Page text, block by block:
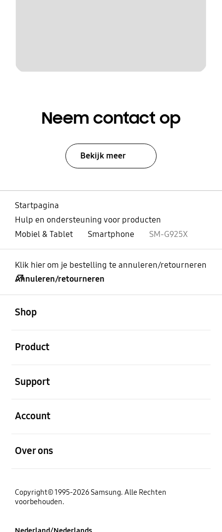
Neem contact op
Bekijk meer
Startpagina
Hulp en ondersteuning voor producten
Mobiel & Tablet
Smartphone SM-G925X
Klik hier om je bestelling te annuleren/retourneren
Annuleren/retourneren
Shop
Product
Support
Account
Over ons
Copyright© 1995-2026 Samsung. Alle Rechten
voorbehouden.